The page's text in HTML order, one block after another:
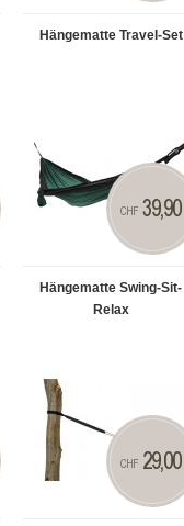
Hängematte Travel-Set
Hängematte Swing-Sit-
Relax
CHF 39,90
CHF 29,00